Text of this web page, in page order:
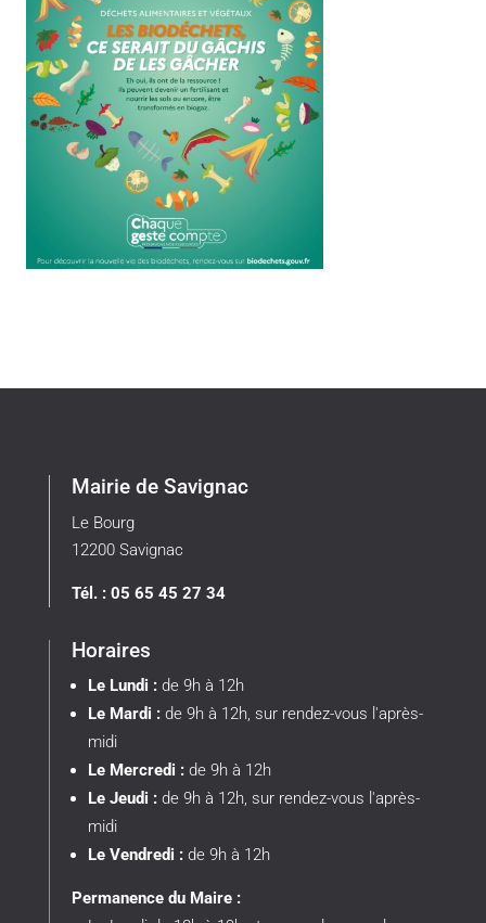
Mairie de Savignac
Le Bourg
12200 Savignac
Tél. : 05 65 45 27 34
Horaires
Le Lundi :de 9h à 12h
Le Mardi :de 9h à 12h, sur rendez-vous l'après-
midi
Le Mercredi :de 9h à 12h
Le Jeudi :de 9h à 12h, sur rendez-vous l'après-
midi
Le Vendredi :de 9h à 12h
Permanence du Maire :